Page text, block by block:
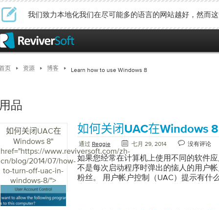
我们致力本地化我们在尽可能多的语言的网站越好，然而
页 资源 博客 Learn how to use Windows 8
品
如何关闭UAC在
Windows 8"
href="https://www.reviversoft.com/zh-
cn/blog/2014/07/how-
to-turn-off-uac-in-
windows-8/">
如何关闭UAC在Windows 8
通过 Reggie 七月 29, 2014 没有评论
如果您经常在计算机上使用不同的软件
不是每次启动程序时弹出的恼人的用户
粉丝。 用户帐户控制（UAC）提示有什